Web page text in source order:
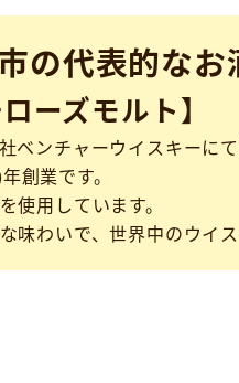
の代表的なお
ローズモルト】
ンチャーウイスキーにて
創業です。
使用しています。
わいで、世界中のウイ